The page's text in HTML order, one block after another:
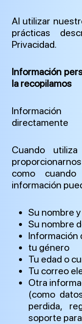
Al utilizar
prácticas
Privacidad.
Información
la recopilamos
directamente
Cuando
como
información
Su nombre
Su nombre
Información
tu género
Tu edad o
Tu correo
Otra
(como
perdida,
soporte